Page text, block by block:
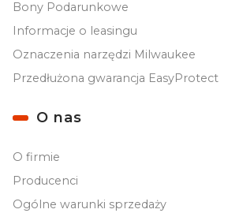
Bony Podarunkowe
Informacje o leasingu
Oznaczenia narzędzi Milwaukee
Przedłużona gwarancja EasyProtect
O nas
O firmie
Producenci
Ogólne warunki sprzedaży